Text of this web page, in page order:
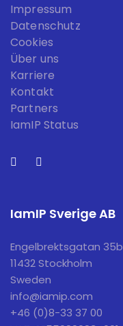
Impressum
Datenschutz
Cookies
Über uns
Karriere
Kontakt
Partners
IamIP Status
IamIP Sverige AB
Engelbrektsgatan 35b
11432 Stockholm
Sweden
info@iamip.com
+46 (0)8-33 37 00